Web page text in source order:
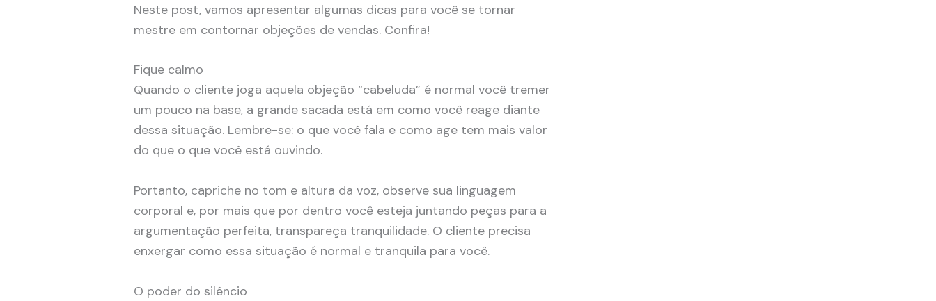
Neste post, vamos apresentar algumas dicas para você se tornar
mestre em contornar objeções de vendas. Confira!
Fique calmo
Quando o cliente joga aquela objeção “cabeluda” é normal você tremer
um pouco na base, a grande sacada está em como você reage diante
dessa situação. Lembre-se: o que você fala e como age tem mais valor
do que o que você está ouvindo.
Portanto, capriche no tom e altura da voz, observe sua linguagem
corporal e, por mais que por dentro você esteja juntando peças para a
argumentação perfeita, transpareça tranquilidade. O cliente precisa
enxergar como essa situação é normal e tranquila para você.
O poder do silêncio